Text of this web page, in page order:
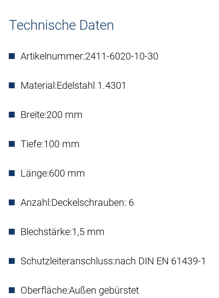
Technische Daten
Artikelnummer:2411-6020-10-30
Material:Edelstahl 1.4301
Breite:200 mm
Tiefe:100 mm
Länge:600 mm
Anzahl:Deckelschrauben: 6
Blechstärke:1,5 mm
Schutzleiteranschluss:nach DIN EN 61439-1
Oberfläche:Außen gebürstet